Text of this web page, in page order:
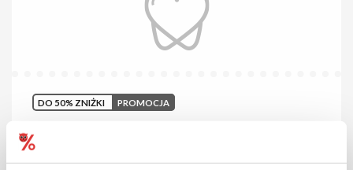
DO 50% ZNIŻKI PROMOCJA
Zapisz się do darmowej listy mailingowej Mr Whitening i zyskaj
dostęp do tajnych promocji oraz konkursów i informacji o